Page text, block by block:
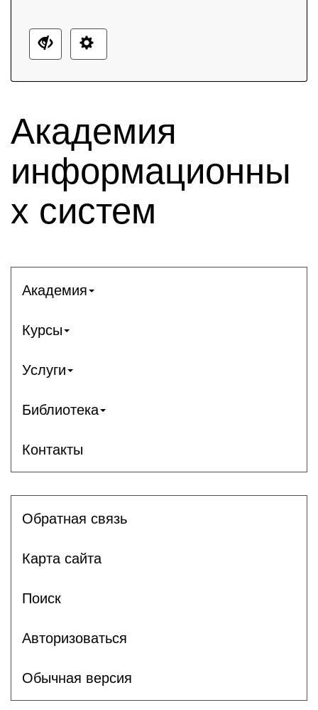
Академия
информационны
х систем
Академия
Курсы
Услуги
Библиотека
Контакты
Обратная связь
Карта сайта
Поиск
Авторизоваться
Обычная версия